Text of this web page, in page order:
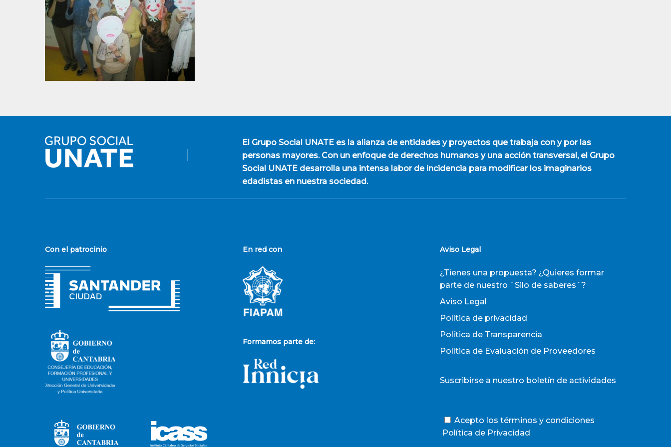
El Grupo Social UNATEes la alianza de entidades y proyectos que trabaja con y por las
personas mayores. Con un enfoque de derechos humanos y una acción transversal, el Grupo
Social UNATE desarrolla una intensa labor de incidencia para modificar los imaginarios
edadistas en nuestra sociedad.
Con el patrocinio En red con
Formamos parte de:
Aviso Legal
¿Tienes una propuesta? ¿Quieres formar
parte de nuestro `Silo de saberes´?
Aviso Legal
Política de privacidad
Política de Transparencia
Política de Evaluación de Proveedores
Suscribirse a nuestro boletín de actividades
Acepto los términos y condiciones
Política de Privacidad